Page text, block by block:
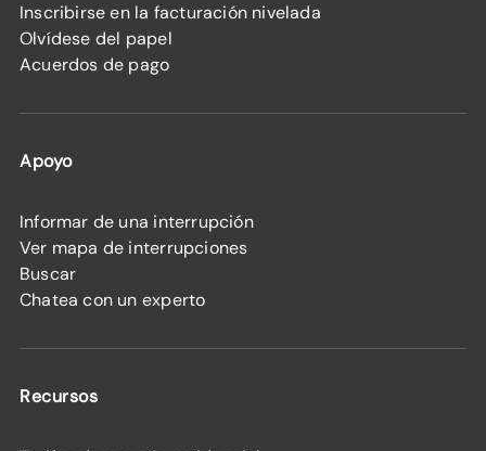
Inscribirse en la facturación nivelada
Olvídese del papel
Acuerdos de pago
Apoyo
Informar de una interrupción
Ver mapa de interrupciones
Buscar
Chatea con un experto
Recursos